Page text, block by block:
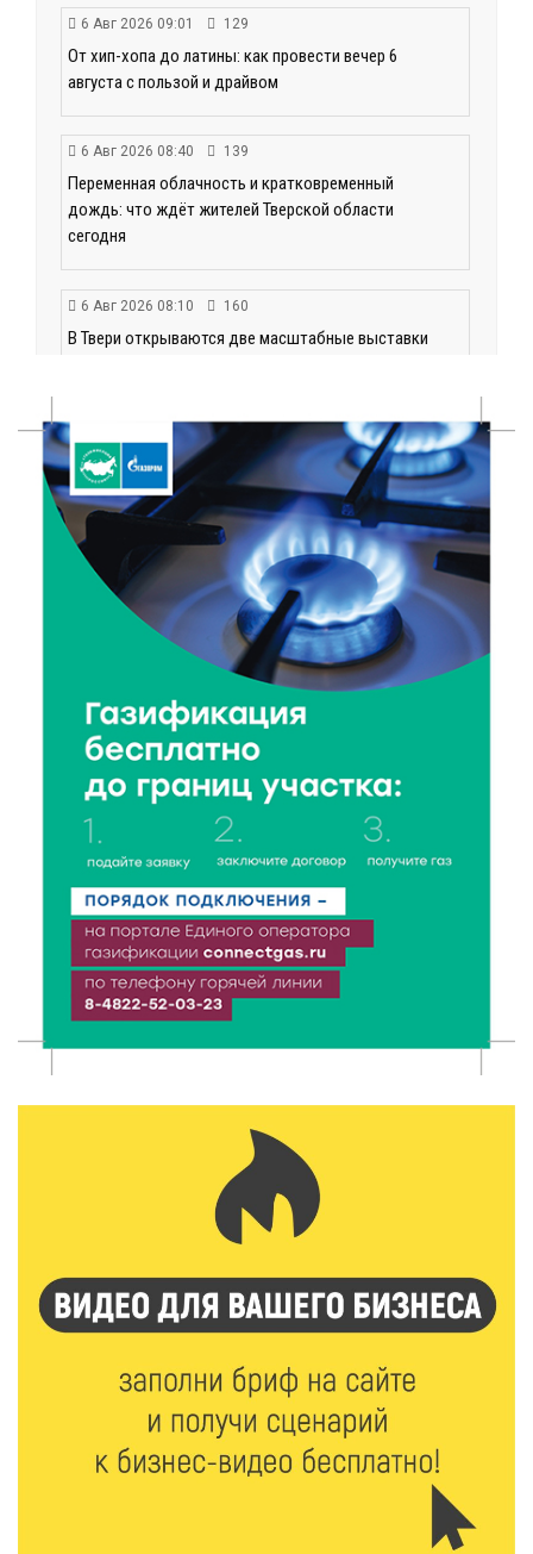
6 Авг 2026 09:01 129
От хип-хопа до латины: как провести вечер 6
августа с пользой и драйвом
6 Авг 2026 08:40 139
Переменная облачность и кратковременный
дождь: что ждёт жителей Тверской области
сегодня
6 Авг 2026 08:10 160
В Твери открываются две масштабные выставки
340
В парке Твери прошла познавательная акция от
Госавтоинспекции
5 Авг 2026 22:02 344
Названы самые грамотные профессии по итогам
«Тотального диктанта»
От детских площадок до спортивных арен: в
Калининском округе подвели итоги программы
поддержки местных инициатив
5 Авг 2026 20:02 281
Большая гонка на Волге: 8 августа Калязин станет
центром всероссийского велоспорта
5 Авг 2026 19:02 372
Туристический азарт и командный дух: в
фестиваль
Виталий Королев: 58 пространств благоустроят в
От Святого Августина до кислотных рейвов:
необычная лекция об истории танцевальной
музыки
Завершается обустройство трассы
Витязи — Духовщина — Белый — Нелидово в